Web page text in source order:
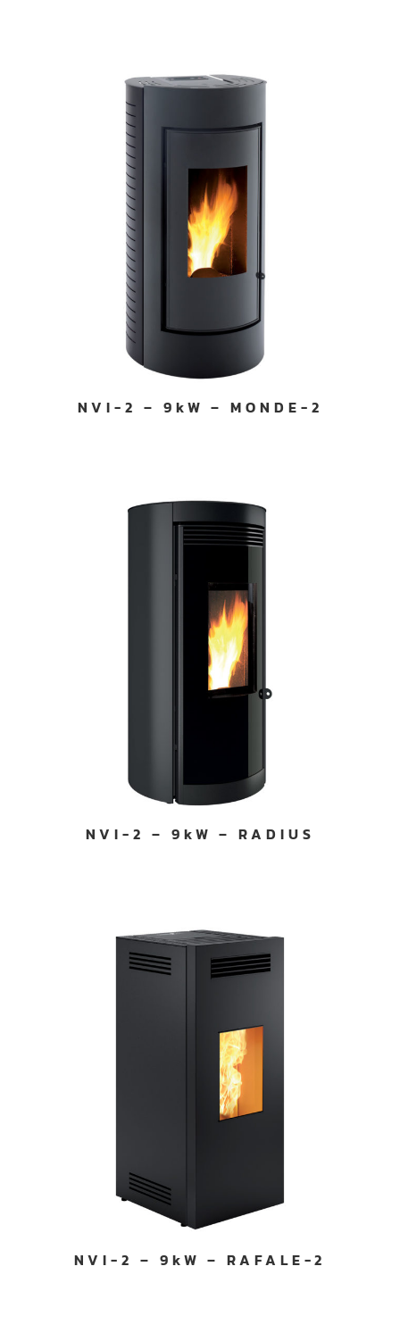
NVI-2 – 9kW – MONDE-2
NVI-2 – 9kW – RADIUS
NVI-2 – 9kW – RAFALE-2